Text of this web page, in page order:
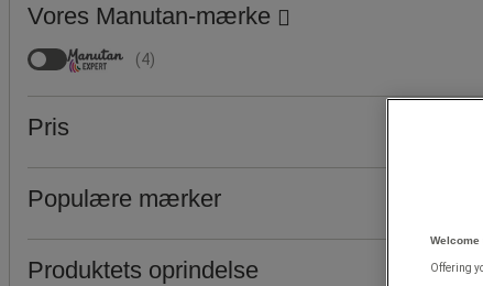
Vores Manutan-mærke
(4)
Pris
Populære mærker
Produktets oprindelse
Welcome
Offering